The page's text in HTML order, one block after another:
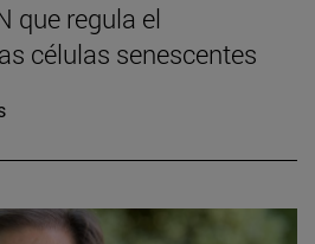
que regula el
células senescentes